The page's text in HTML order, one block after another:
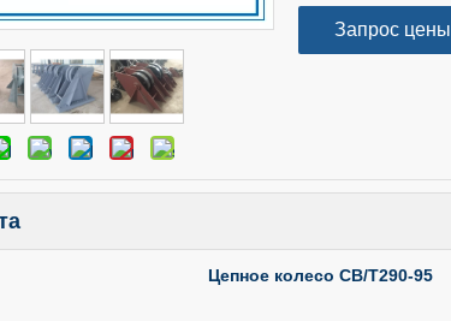
Запрос цены
Цепное колесо CB/T290-95